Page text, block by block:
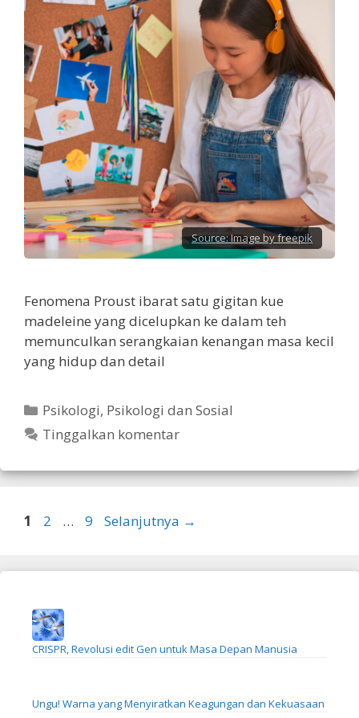
Source:Image by freepik
Fenomena Proust ibarat satu gigitan kue
madeleine yang dicelupkan ke dalam teh
memunculkan serangkaian kenangan masa kecil
yang hidup dan detail
Kategori
Psikologi, Psikologi dan Sosial
Tinggalkan komentar
Halaman
1 Halaman
2 … Halaman
9 Selanjutnya →
CRISPR, Revolusi edit Gen untuk Masa Depan Manusia
Ungu! Warna yang Menyiratkan Keagungan dan Kekuasaan